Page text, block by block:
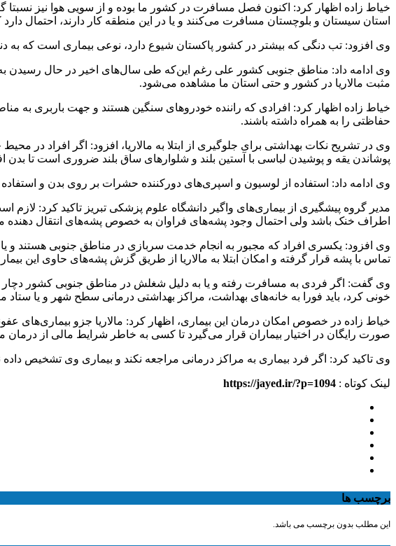
خیاط زاده اظهار کرد: اکنون فصل مسافرت در کشور ما بوده و از سویی هوا نیز
استان سیستان و بلوچستان مسافرت می‌کنند و یا در این منطقه کار دارند، احتمال
وی افزود: تب دنگی که بیشتر در کشور پاکستان شیوع دارد، نوعی بیماری است که به
وی ادامه داد: مناطق جنوبی کشور علی رغم این‌که طی سال‌های اخیر در حال رسیدن به
مثبت مالاریا در کشور و حتی استان ما مشاهده می‌شود.
خیاط زاده اظهار کرد: افرادی که راننده خودروهای سنگین هستند و جهت باربری به
حفاظتی را به همراه داشته باشند.
وی در تشریح نکات بهداشتی برای جلوگیری از ابتلا به مالاریا، افزود: اگر افراد در
پوشاندن یقه و پوشیدن لباسی با آستین بلند و شلوارهای ساق بلند ضروری است تا بدن
وی ادامه داد: استفاده از لوسیون و اسپری‌های دورکننده حشرات بر روی بدن و
مدیر گروه پیشگیری از بیماری‌های واگیر دانشگاه علوم پزشکی تبریز تاکید کرد: لازم
اطراف خنک باشد ولی احتمال وجود پشه‌های فراوان به خصوص پشه‌های انتقال دهنده
وی افزود: یکسری افراد که مجبور به انجام خدمت سربازی در مناطق جنوبی
تماس با پشه قرار گرفته و امکان ابتلا به مالاریا از طریق گزش پشه‌های حاوی این
وی گفت: اگر فردی به مسافرت رفته و یا به دلیل شغلش در مناطق جنوبی کشور
خونی کرد، باید فورا به خانه‌های بهداشت، مراکز بهداشتی درمانی سطح شهر و یا
خیاط زاده در خصوص امکان درمان این بیماری، اظهار کرد: مالاریا جزو
صورت رایگان در اختیار بیماران قرار می‌گیرد تا کسی به خاطر شرایط مالی از درمان
وی تاکید کرد: اگر فرد بیماری به مراکز درمانی مراجعه نکند و بیماری وی تشخیص
لینک کوتاه : https://jayed.ir/?p=1094
برچسب ها
این مطلب بدون برچسب می باشد.